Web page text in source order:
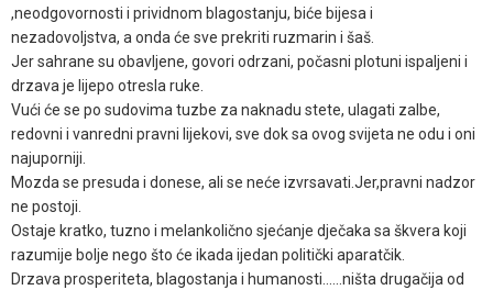
,neodgovornosti i prividnom blagostanju, biće bijesa i
nezadovoljstva, a onda će sve prekriti ruzmarin i šaš.
Jer sahrane su obavljene, govori odrzani, počasni plotuni ispaljeni i
drzava je lijepo otresla ruke.
Vući će se po sudovima tuzbe za naknadu stete, ulagati zalbe,
redovni i vanredni pravni lijekovi, sve dok sa ovog svijeta ne odu i oni
najuporniji.
Mozda se presuda i donese, ali se neće izvrsavati.Jer,pravni nadzor
ne postoji.
Ostaje kratko, tuzno i melankolično sjećanje dječaka sa škvera koji
razumije bolje nego što će ikada ijedan politički aparatčik.
Drzava prosperiteta, blagostanja i humanosti......ništa drugačija od